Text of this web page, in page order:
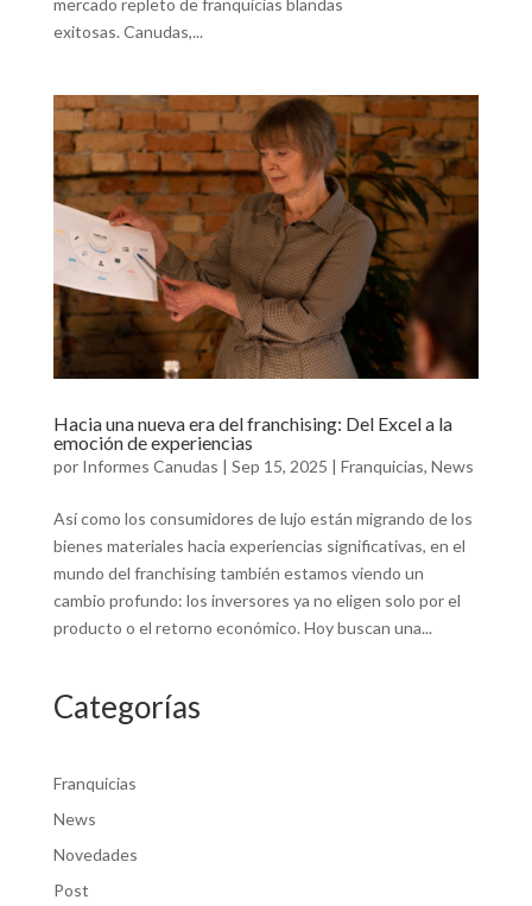
mercado repleto de franquicias blandas
exitosas. Canudas,...
Hacia una nueva era del franchising: Del Excel a la
emoción de experiencias
por Informes Canudas | Sep 15, 2025 | Franquicias, News
Así como los consumidores de lujo están migrando de los
bienes materiales hacia experiencias significativas, en el
mundo del franchising también estamos viendo un
cambio profundo: los inversores ya no eligen solo por el
producto o el retorno económico. Hoy buscan una...
Categorías
Franquicias
News
Novedades
Post